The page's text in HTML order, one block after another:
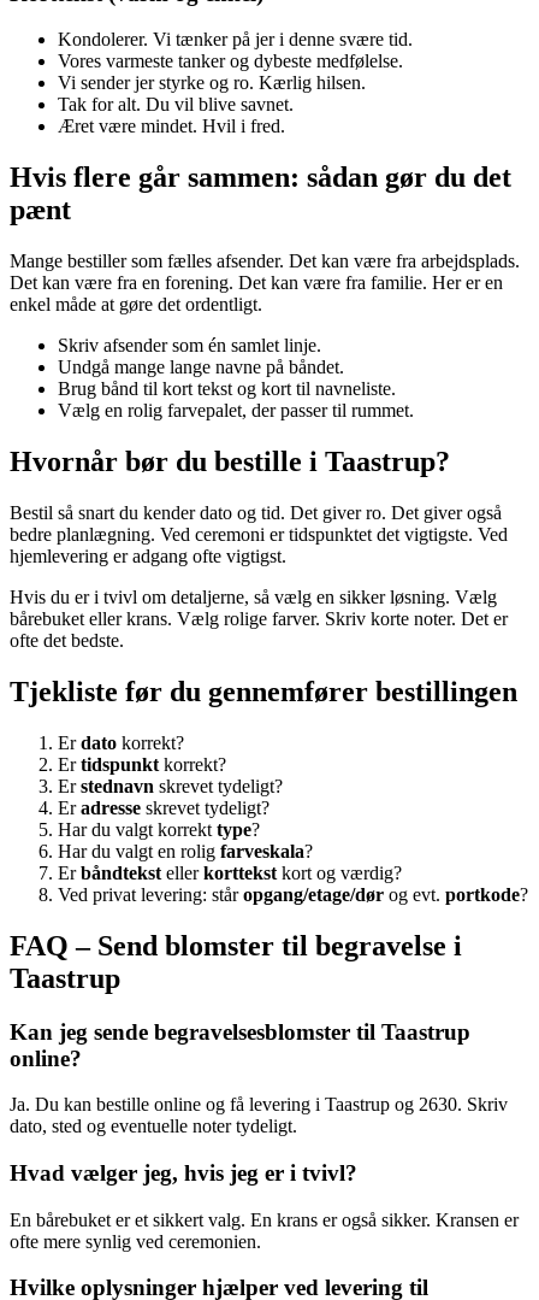
Kondolerer. Vi tænker på jer i denne svære tid.
Vores varmeste tanker og dybeste medfølelse.
Vi sender jer styrke og ro. Kærlig hilsen.
Tak for alt. Du vil blive savnet.
Æret være mindet. Hvil i fred.
Hvis flere går sammen: sådan gør du det
pænt
Mange bestiller som fælles afsender. Det kan være fra arbejdsplads.
Det kan være fra en forening. Det kan være fra familie. Her er en
enkel måde at gøre det ordentligt.
Skriv afsender som én samlet linje.
Undgå mange lange navne på båndet.
Brug bånd til kort tekst og kort til navneliste.
Vælg en rolig farvepalet, der passer til rummet.
Hvornår bør du bestille i Taastrup?
Bestil så snart du kender dato og tid. Det giver ro. Det giver også
bedre planlægning. Ved ceremoni er tidspunktet det vigtigste. Ved
hjemlevering er adgang ofte vigtigst.
Hvis du er i tvivl om detaljerne, så vælg en sikker løsning. Vælg
bårebuket eller krans. Vælg rolige farver. Skriv korte noter. Det er
ofte det bedste.
Tjekliste før du gennemfører bestillingen
Erdato korrekt?
Ertidspunkt korrekt?
Erstednavn skrevet tydeligt?
Eradresse skrevet tydeligt?
Har du valgt korrekt type?
Har du valgt en rolig farveskala?
Erbåndtekst ellerkorttekst kort og værdig?
Ved privat levering: ståropgang/etage/dør og evt. portkode?
FAQ – Send blomster til begravelse i
Taastrup
Kan jeg sende begravelsesblomster til Taastrup
online?
Ja. Du kan bestille online og få levering i Taastrup og 2630. Skriv
dato, sted og eventuelle noter tydeligt.
Hvad vælger jeg, hvis jeg er i tvivl?
En bårebuket er et sikkert valg. En krans er også sikker. Kransen er
ofte mere synlig ved ceremonien.
Hvilke oplysninger hjælper ved levering til